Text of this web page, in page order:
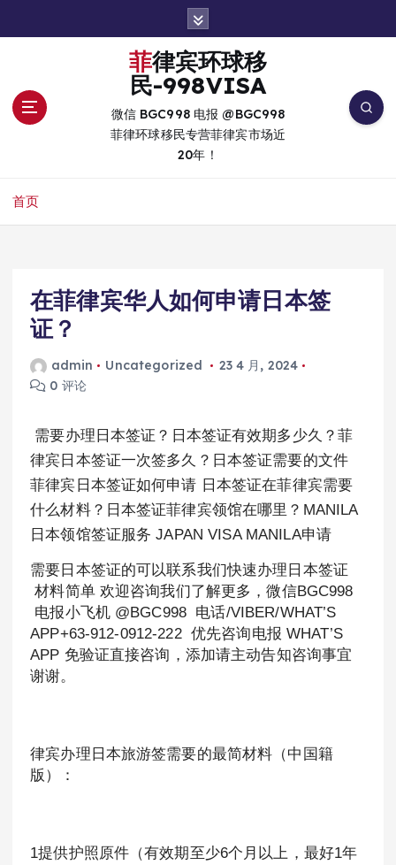
菲律宾环球移
民-998VISA
微信 BGC998 电报 @BGC998
菲律环球移民专营菲律宾市场近
20年！
首页
在菲律宾华人如何申请日本签
证？
admin Uncategorized
23 4 月, 2024
0 评论
需要办理日本签证？日本签证有效期多少久？菲
律宾日本签证一次签多久？日本签证需要的文件
菲律宾日本签证如何申请 日本签证在菲律宾需要
什么材料？日本签证菲律宾领馆在哪里？MANILA
日本领馆签证服务 JAPAN VISA MANILA申请
需要日本签证的可以联系我们快速办理日本签证
材料简单 欢迎咨询我们了解更多，微信BGC998
电报小飞机 @BGC998 电话/VIBER/WHAT’S
APP+63-912-0912-222 优先咨询电报 WHAT’S
APP 免验证直接咨询，添加请主动告知咨询事宜
谢谢。
律宾办理日本旅游签需要的最简材料（中国籍
版）：
1提供护照原件（有效期至少6个月以上，最好1年